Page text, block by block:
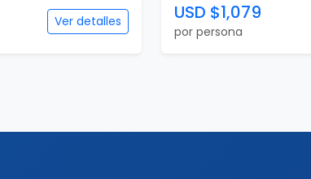
Ver detalles USD $1,079
por persona